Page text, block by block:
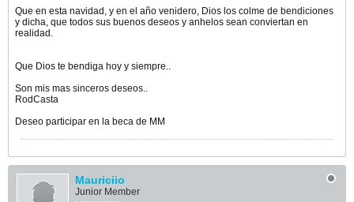
Que en esta navidad, y en el año venidero, Dios los colme de bendiciones
y dicha, que todos sus buenos deseos y anhelos sean conviertan en
realidad.
Que Dios te bendiga hoy y siempre..
Son mis mas sinceros deseos..
RodCasta
Deseo participar en la beca de MM
Mauriciio
Junior Member